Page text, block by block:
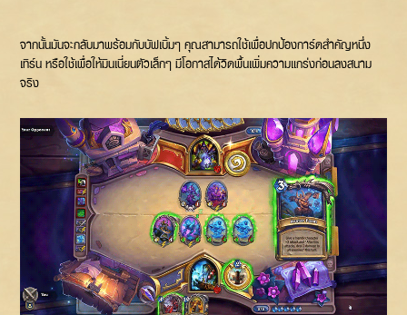
จากนั้นมันจะกลับมาพร้อมกับบัฟเบิ้มๆ คุณสามารถใช้เพื่อปกป้องการ์ดสำคัญหนึ่ง
เทิร์น หรือใช้เพื่อให้มินเนี่ยนตัวเล็กๆ มีโอกาสได้วิดพื้นเพิ่มความแกร่งก่อนลงสนาม
จริง